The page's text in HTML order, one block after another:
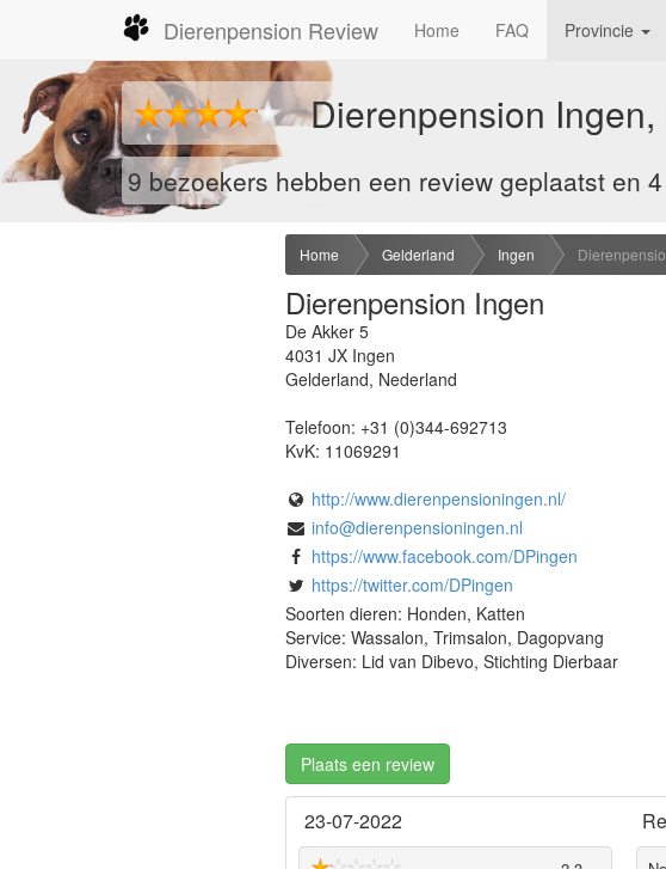
Dierenpension Review Home FAQ Provincie
Dierenpension Ingen,
9 bezoekers hebben een review geplaatst en
Home Gelderland Ingen
Dierenpension Ingen
De Akker 5
4031 JX Ingen
Gelderland, Nederland
Telefoon: +31 (0)344-692713
KvK: 11069291
http://www.dierenpensioningen.nl/
info@dierenpensioningen.nl
https://www.facebook.com/DPingen
https://twitter.com/DPingen
Soorten dieren: Honden, Katten
Service: Wassalon, Trimsalon, Dagopvang
Diversen: Lid van Dibevo, Stichting Dierbaar
Plaats een review
23-07-2022